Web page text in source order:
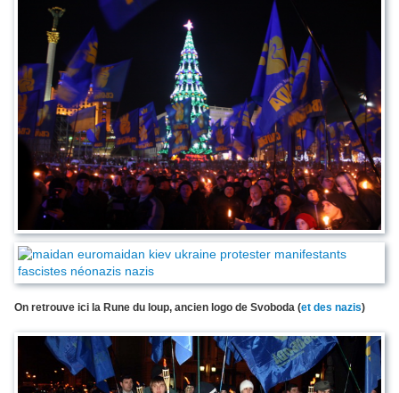
On retrouve ici la Rune du loup, ancien logo de Svoboda (et des nazis)